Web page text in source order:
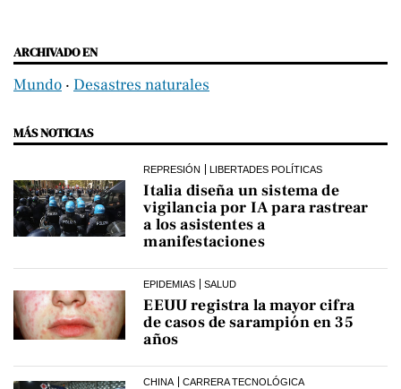
ARCHIVADO EN
Mundo ‧ Desastres naturales
MÁS NOTICIAS
REPRESIÓN LIBERTADES POLÍTICAS
Italia diseña un sistema de
vigilancia por IA para rastrear
a los asistentes a
manifestaciones
EPIDEMIAS SALUD
EEUU registra la mayor cifra
de casos de sarampión en 35
años
CHINA CARRERA TECNOLÓGICA